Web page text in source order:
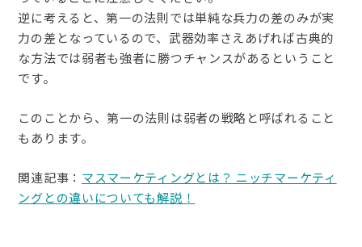
逆に考えると、第一の法則では単純な兵力の差のみが実
力の差となっているので、武器効率さえあげれば古典的
な方法では弱者も強者に勝つチャンスがあるということ
です。
このことから、第一の法則は弱者の戦略と呼ばれること
もあります。
関連記事： マスマーケティングとは？ ニッチマーケティ
ングとの違いについても解説！